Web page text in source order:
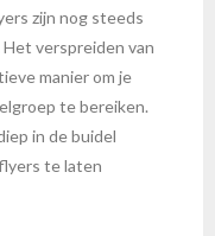
zijn nog steeds
verspreiden van
manier om je
te bereiken.
in de buidel
te laten